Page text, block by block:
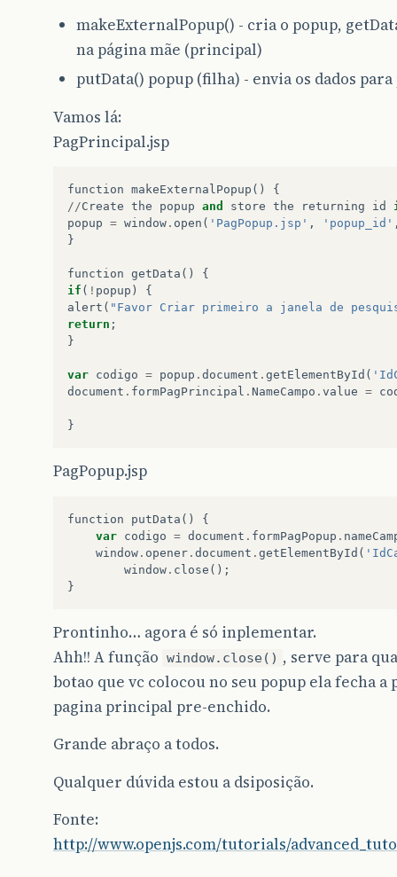
makeExternalPopup() - cria o popup,
na página mãe (principal)
putData() popup (filha) - envia os dados
Vamos lá:
PagPrincipal.jsp
function makeExternalPopup ()
{
//Create the popup and store the returning id
popup = window . open ( 'PagPopup.jsp' , 'popup_id'
}
function getData ()
{
if ( ! popup )
{
alert ( "Favor Criar primeiro a janela de
return ;
}
var codigo = popup . document . getElementById (
document . formPagPrincipal . NameCampo . value =
}
PagPopup.jsp
function putData ()
{
var codigo = document . formPagPopup .
window . opener . document . getElementById (
window . close ();
}
Prontinho… agora é só inplementar.
Ahh!! A função window.close() , serve para
botao que vc colocou no seu popup ela fecha
pagina principal pre-enchido.
Grande abraço a todos.
Qualquer dúvida estou a dsiposição.
Fonte:
http://www.openjs.com/tutorials/